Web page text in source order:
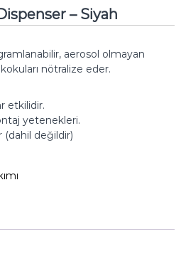
– Siyah
aerosol olmayan
nötralize eder.
etkilidir.
yetenekleri.
(dahil değildir)